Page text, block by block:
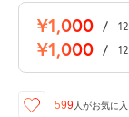
¥1,000 / 12
¥1,000 / 12
599 人がお気に